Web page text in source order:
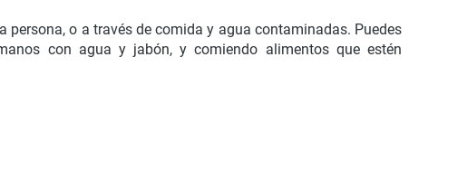
o a través de comida y agua contaminadas. Puedes
con agua y jabón, y comiendo alimentos que estén